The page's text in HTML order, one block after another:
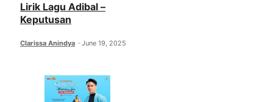
Lirik Lagu Adibal –
Keputusan
Clarissa Anindya June 19, 2025